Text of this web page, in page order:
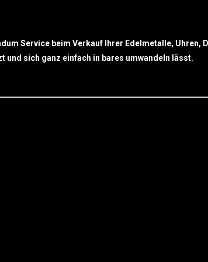
Service beim Verkauf Ihrer Edelmetalle, Uhren,
sich ganz einfach in bares umwandeln lässt.